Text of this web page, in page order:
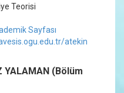
Teorisi
Sayfası
atekin
YALAMAN (Bölüm